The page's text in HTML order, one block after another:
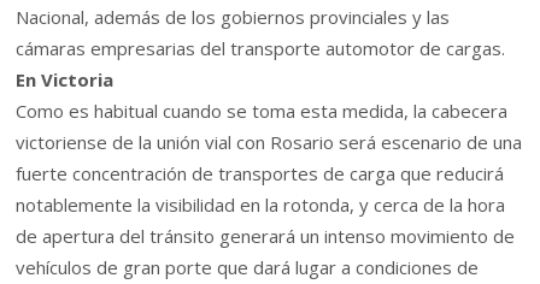
Nacional, además de los gobiernos provinciales y las
cámaras empresarias del transporte automotor de cargas.
En Victoria
Como es habitual cuando se toma esta medida, la cabecera
victoriense de la unión vial con Rosario será escenario de una
fuerte concentración de transportes de carga que reducirá
notablemente la visibilidad en la rotonda, y cerca de la hora
de apertura del tránsito generará un intenso movimiento de
vehículos de gran porte que dará lugar a condiciones de